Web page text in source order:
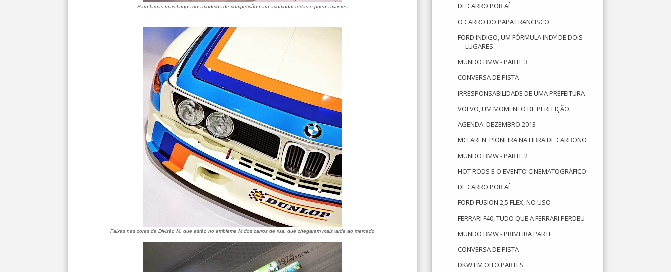
Para-lamas mais largos nos modelos de competição para acomodar rodas e pneus maiores
Faixas nas cores da Divisão M, que estão no emblema M dos carros de rua, que chegaram mais tarde ao mercado
DE CARRO POR AÍ
O CARRO DO PAPA FRANCISCO
FORD INDIGO, UM FÓRMULA INDY DE DOIS
LUGARES
MUNDO BMW - PARTE 3
CONVERSA DE PISTA
IRRESPONSABILIDADE DE UMA PREFEITURA
VOLVO, UM MOMENTO DE PERFEIÇÃO
AGENDA: DEZEMBRO 2013
MCLAREN, PIONEIRA NA FIBRA DE CARBONO
MUNDO BMW - PARTE 2
HOT RODS E O EVENTO CINEMATOGRÁFICO
DE CARRO POR AÍ
FORD FUSION 2,5 FLEX, NO USO
FERRARI F40, TUDO QUE A FERRARI PERDEU
MUNDO BMW - PRIMEIRA PARTE
CONVERSA DE PISTA
DKW EM OITO PARTES